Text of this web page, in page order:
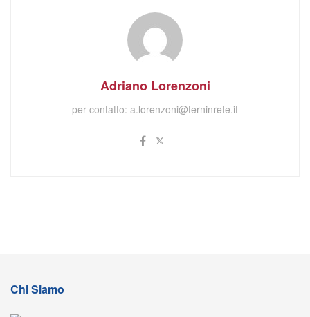
Adriano Lorenzoni
per contatto: a.lorenzoni@terninrete.it
Chi Siamo